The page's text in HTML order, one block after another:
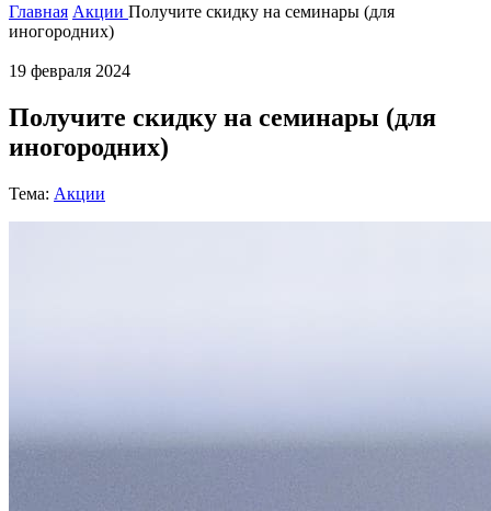
Главная Акции Получите скидку на семинары (для
иногородних)
19 февраля 2024
Получите скидку на семинары (для
иногородних)
Тема: Акции